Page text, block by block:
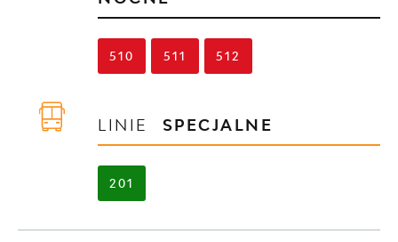
510 511 512
LINIE SPECJALNE
201